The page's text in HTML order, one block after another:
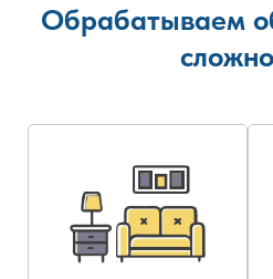
Обрабатываем